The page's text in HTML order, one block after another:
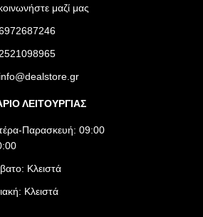
μαζί μας
info@dealstore.gr
ΛΕΙΤΟΥΡΓΙΑΣ​
Παρασκευή: 09:00
Κλειστά
Κλειστά